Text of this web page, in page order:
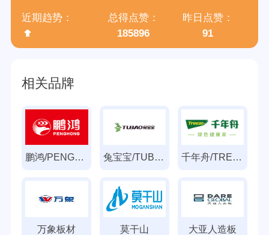
近期趋势：
总得点赞：
185896
昨日点赞：
91
相关品牌
鹏鸿/PENGHONG 兔宝宝/TUBAO 千年舟/TREEZO
万象板材 莫干山 大亚人造板